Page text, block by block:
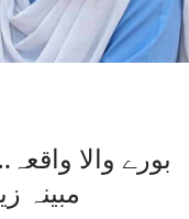
بورے والا
مبینہ